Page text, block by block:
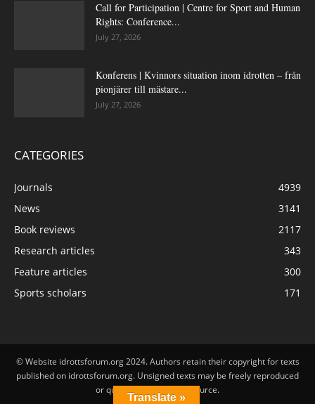
Call for Participation | Centre for Sport and Human
Rights: Conference...
July 27, 2026
Konferens | Kvinnors situation inom idrotten – från
pionjärer till mästare...
July 27, 2026
CATEGORIES
Journals
4939
News
3141
Book reviews
2117
Research articles
343
Feature articles
300
Sports scholars
171
© Website idrottsforum.org 2024. Authors retain their copyright for texts
published on idrottsforum.org. Unsigned texts may be freely reproduced
or quoted by stating the source.
Translate »